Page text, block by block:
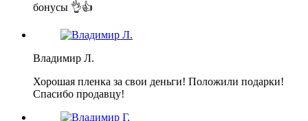
бонусы 👌👍
Владимир Л.
Хорошая пленка за свои деньги! Положили подарки!
Спасибо продавцу!